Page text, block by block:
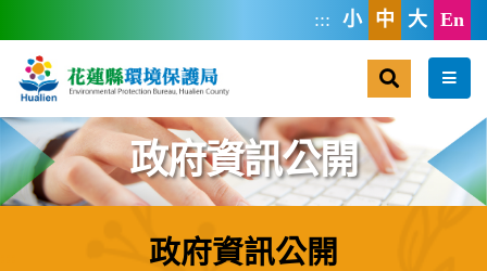
::: 小 中 大 En
選單
政府資訊公開
政府資訊公開